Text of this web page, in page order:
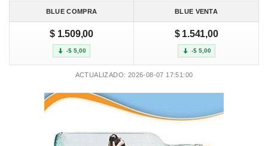
BLUE COMPRA BLUE VENTA
$ 1.509,00
-$ 5,00
$ 1.541,00
-$ 5,00
ACTUALIZADO: 2026-08-07 17:51:00